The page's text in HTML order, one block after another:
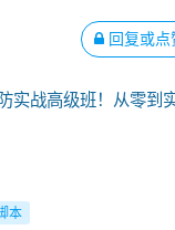
回复或点
实战高级班！从零
本